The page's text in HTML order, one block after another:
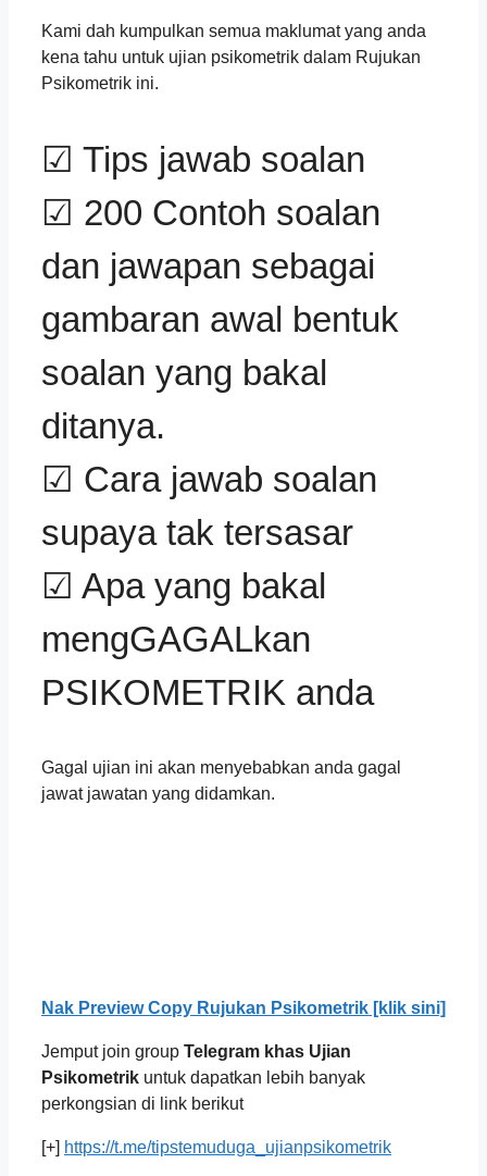
Kami dah kumpulkan semua maklumat yang anda
kena tahu untuk ujian psikometrik dalam Rujukan
Psikometrik ini.
☑ Tips jawab soalan
☑ 200 Contoh soalan
dan jawapan sebagai
gambaran awal bentuk
soalan yang bakal
ditanya.
☑ Cara jawab soalan
supaya tak tersasar
☑ Apa yang bakal
mengGAGALkan
PSIKOMETRIK anda
Gagal ujian ini akan menyebabkan anda gagal
jawat jawatan yang didamkan.
Nak Preview Copy Rujukan Psikometrik [klik sini]
Jemput join group Telegram khas Ujian
Psikometrik untuk dapatkan lebih banyak
perkongsian di link berikut
[+] https://t.me/tipstemuduga_ujianpsikometrik